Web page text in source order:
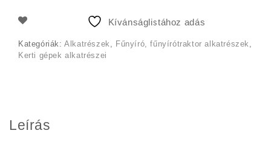
800 Ft.
Kívánságlistához adás
Kategóriák:Alkatrészek , Fűnyíró, fűnyírótraktor alkatrészek ,
Kerti gépek alkatrészei
Leírás